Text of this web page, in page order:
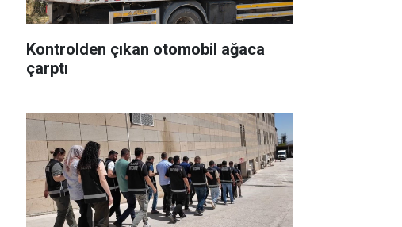
Kontrolden çıkan otomobil ağaca
çarptı